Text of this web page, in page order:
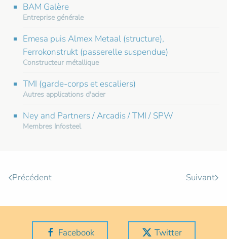
BAM Galère
Entreprise générale
Emesa puis Almex Metaal (structure),
Ferrokonstrukt (passerelle suspendue)
Constructeur métallique
TMI (garde-corps et escaliers)
Autres applications d'acier
Ney and Partners / Arcadis / TMI / SPW
Membres Infosteel
Précédent Suivant
Facebook Twitter